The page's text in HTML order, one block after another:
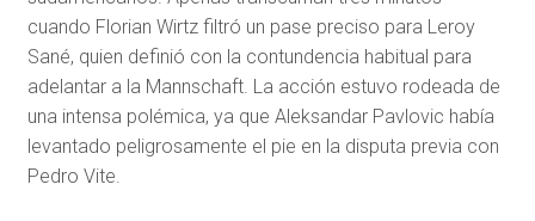
cuando Florian Wirtz filtró un pase preciso para Leroy
Sané, quien definió con la contundencia habitual para
adelantar a la Mannschaft. La acción estuvo rodeada de
una intensa polémica, ya que Aleksandar Pavlovic había
levantado peligrosamente el pie en la disputa previa con
Pedro Vite.